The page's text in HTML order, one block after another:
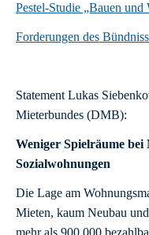
Pestel-Studie „Bauen
Forderungen des
Statement Lukas
Mieterbundes (DMB):
Weniger Spielräume
Sozialwohnungen
Die Lage am
Mieten, kaum Neubau
mehr als 900.000